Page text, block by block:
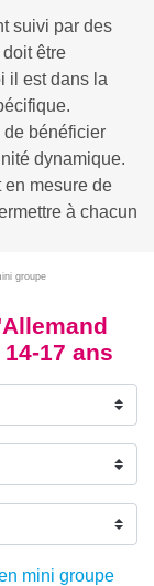
suivi par des
être
il est dans la
de bénéficier
dynamique.
en mesure de
à chacun
groupe
17 ans
mini groupe